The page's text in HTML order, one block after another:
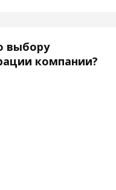
выбору
компании?